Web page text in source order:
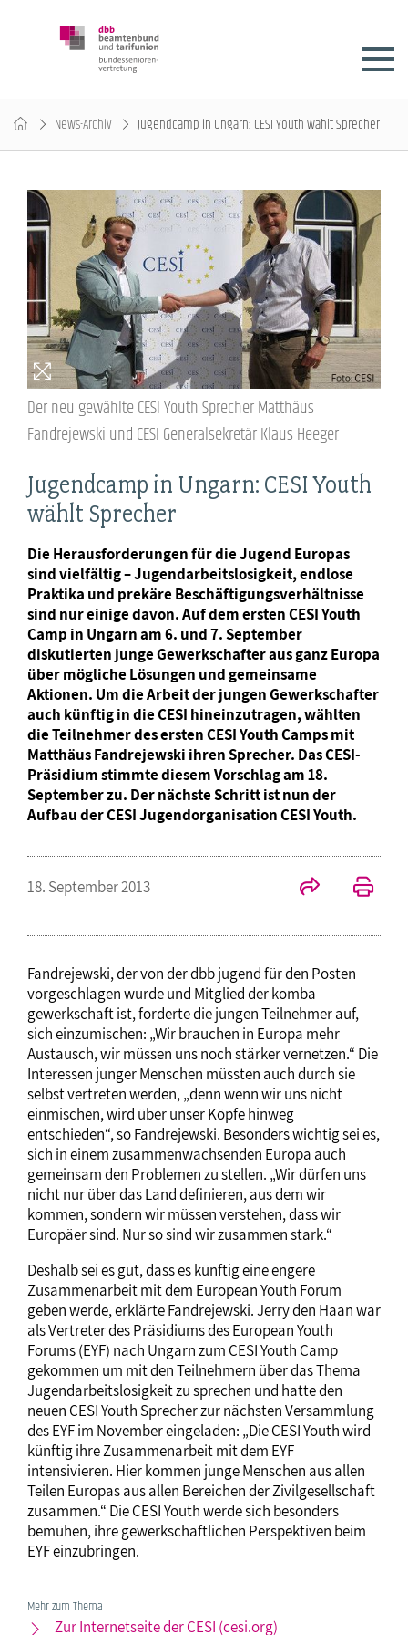
News-Archiv Jugendcamp in Ungarn: CESI Youth wählt Sprecher
Der neu gewählte CESI Youth Sprecher Matthäus
Fandrejewski und CESI Generalsekretär Klaus Heeger
Jugendcamp in Ungarn: CESI Youth
wählt Sprecher
Die Herausforderungen für die Jugend Europas
sind vielfältig – Jugendarbeitslosigkeit, endlose
Praktika und prekäre Beschäftigungsverhältnisse
sind nur einige davon. Auf dem ersten CESI Youth
Camp in Ungarn am 6. und 7. September
diskutierten junge Gewerkschafter aus ganz Europa
über mögliche Lösungen und gemeinsame
Aktionen. Um die Arbeit der jungen Gewerkschafter
auch künftig in die CESI hineinzutragen, wählten
die Teilnehmer des ersten CESI Youth Camps mit
Matthäus Fandrejewski ihren Sprecher. Das CESI-
Präsidium stimmte diesem Vorschlag am 18.
September zu. Der nächste Schritt ist nun der
Aufbau der CESI Jugendorganisation CESI Youth.
18. September 2013
Fandrejewski, der von der dbb jugend für den Posten
vorgeschlagen wurde und Mitglied der komba
gewerkschaft ist, forderte die jungen Teilnehmer auf,
sich einzumischen: „Wir brauchen in Europa mehr
Austausch, wir müssen uns noch stärker vernetzen.“ Die
Interessen junger Menschen müssten auch durch sie
selbst vertreten werden, „denn wenn wir uns nicht
einmischen, wird über unser Köpfe hinweg
entschieden“, so Fandrejewski. Besonders wichtig sei es,
sich in einem zusammenwachsenden Europa auch
gemeinsam den Problemen zu stellen. „Wir dürfen uns
nicht nur über das Land definieren, aus dem wir
kommen, sondern wir müssen verstehen, dass wir
Europäer sind. Nur so sind wir zusammen stark.“
Deshalb sei es gut, dass es künftig eine engere
Zusammenarbeit mit dem European Youth Forum
geben werde, erklärte Fandrejewski. Jerry den Haan war
als Vertreter des Präsidiums des European Youth
Forums (EYF) nach Ungarn zum CESI Youth Camp
gekommen um mit den Teilnehmern über das Thema
Jugendarbeitslosigkeit zu sprechen und hatte den
neuen CESI Youth Sprecher zur nächsten Versammlung
des EYF im November eingeladen: „Die CESI Youth wird
künftig ihre Zusammenarbeit mit dem EYF
intensivieren. Hier kommen junge Menschen aus allen
Teilen Europas aus allen Bereichen der Zivilgesellschaft
zusammen.“ Die CESI Youth werde sich besonders
bemühen, ihre gewerkschaftlichen Perspektiven beim
EYF einzubringen.
Mehr zum Thema
Zur Internetseite der CESI (cesi.org)